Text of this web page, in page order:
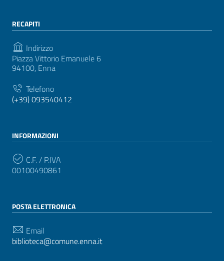
RECAPITI
Indirizzo
Piazza Vittorio Emanuele 6
94100, Enna
Telefono
(+39) 093540412
INFORMAZIONI
C.F. / P.IVA
00100490861
POSTA ELETTRONICA
Email
biblioteca@comune.enna.it